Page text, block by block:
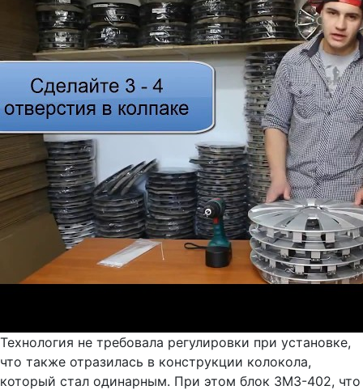
Технология не требовала регулировки при установке,
что также отразилась в конструкции колокола,
который стал одинарным. При этом блок ЗМЗ-402, что